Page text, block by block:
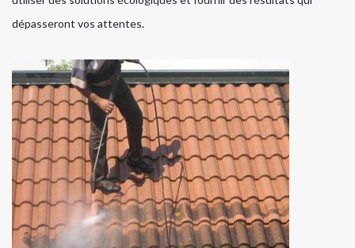
dépasseront vos attentes.